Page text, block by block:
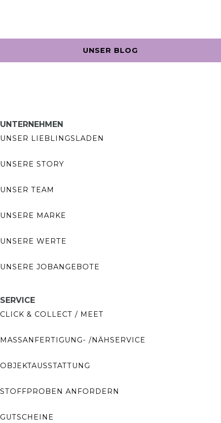
UNSER BLOG
UNTERNEHMEN
UNSER LIEBLINGSLADEN
UNSERE STORY
UNSER TEAM
UNSERE MARKE
UNSERE WERTE
UNSERE JOBANGEBOTE
SERVICE
CLICK & COLLECT / MEET
MASSANFERTIGUNG- /NÄHSERVICE
OBJEKTAUSSTATTUNG
STOFFPROBEN ANFORDERN
GUTSCHEINE